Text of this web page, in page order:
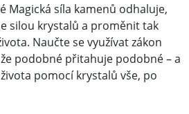
Magická síla kamenů odhaluje,
silou krystalů a proměnit tak
Naučte se využívat zákon
podobné přitahuje podobné – a
pomocí krystalů vše, po